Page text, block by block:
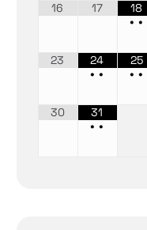
16 17
18
••
23
24
••
25
••
30
31
••